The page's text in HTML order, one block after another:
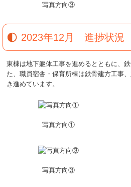
写真方向③
2023年12月 進捗状況
東棟は地下躯体工事を進めるとともに、
た、職員宿舎・保育所棟は鉄骨建方工事
き進めています。
写真方向①
写真方向③